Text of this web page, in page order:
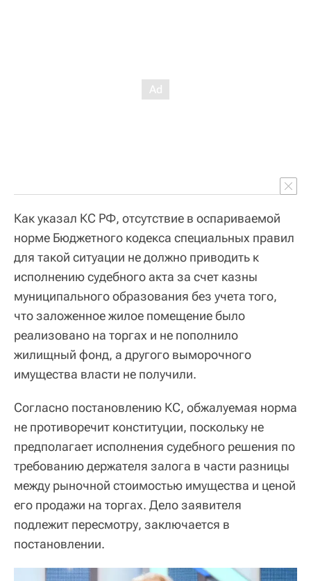
Как указал КС РФ, отсутствие в оспариваемой
норме Бюджетного кодекса специальных правил
для такой ситуации не должно приводить к
исполнению судебного акта за счет казны
муниципального образования без учета того,
что заложенное жилое помещение было
реализовано на торгах и не пополнило
жилищный фонд, а другого выморочного
имущества власти не получили.
Согласно постановлению КС, обжалуемая норма
не противоречит конституции, поскольку не
предполагает исполнения судебного решения по
требованию держателя залога в части разницы
между рыночной стоимостью имущества и ценой
его продажи на торгах. Дело заявителя
подлежит пересмотру, заключается в
постановлении.